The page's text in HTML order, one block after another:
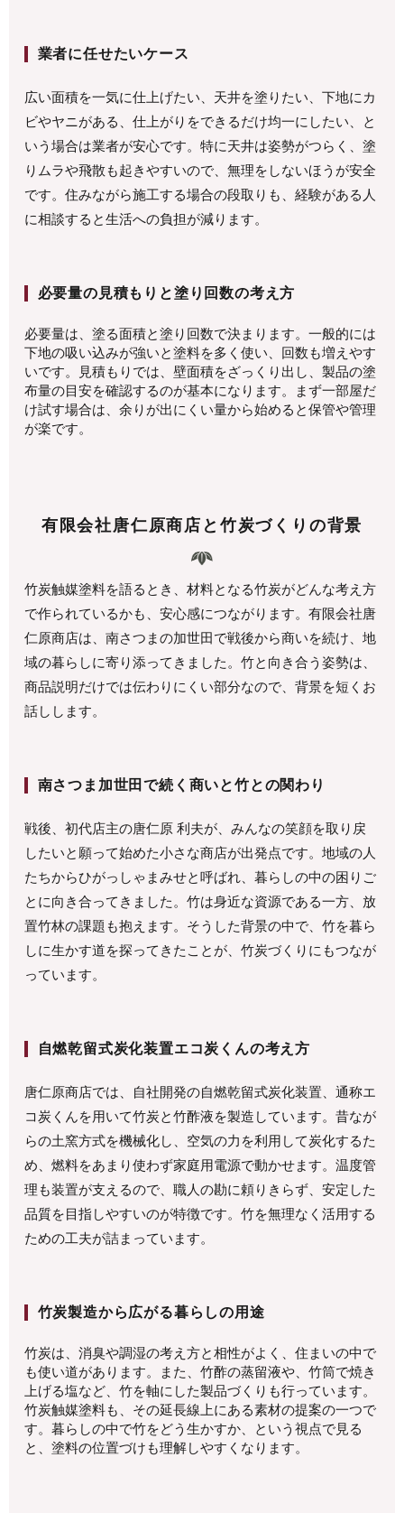
業者に任せたいケース
広い面積を一気に仕上げたい、天井を塗りたい、下地にカ
ビやヤニがある、仕上がりをできるだけ均一にしたい、と
いう場合は業者が安心です。特に天井は姿勢がつらく、塗
りムラや飛散も起きやすいので、無理をしないほうが安全
です。住みながら施工する場合の段取りも、経験がある人
に相談すると生活への負担が減ります。
必要量の見積もりと塗り回数の考え方
必要量は、塗る面積と塗り回数で決まります。一般的には
下地の吸い込みが強いと塗料を多く使い、回数も増えやす
いです。見積もりでは、壁面積をざっくり出し、製品の塗
布量の目安を確認するのが基本になります。まず一部屋だ
け試す場合は、余りが出にくい量から始めると保管や管理
が楽です。
有限会社唐仁原商店と竹炭づくりの背景
竹炭触媒塗料を語るとき、材料となる竹炭がどんな考え方
で作られているかも、安心感につながります。有限会社唐
仁原商店は、南さつまの加世田で戦後から商いを続け、地
域の暮らしに寄り添ってきました。竹と向き合う姿勢は、
商品説明だけでは伝わりにくい部分なので、背景を短くお
話しします。
南さつま加世田で続く商いと竹との関わり
戦後、初代店主の唐仁原 利夫が、みんなの笑顔を取り戻
したいと願って始めた小さな商店が出発点です。地域の人
たちからひがっしゃまみせと呼ばれ、暮らしの中の困りご
とに向き合ってきました。竹は身近な資源である一方、放
置竹林の課題も抱えます。そうした背景の中で、竹を暮ら
しに生かす道を探ってきたことが、竹炭づくりにもつなが
っています。
自燃乾留式炭化装置エコ炭くんの考え方
唐仁原商店では、自社開発の自燃乾留式炭化装置、通称エ
コ炭くんを用いて竹炭と竹酢液を製造しています。昔なが
らの土窯方式を機械化し、空気の力を利用して炭化するた
め、燃料をあまり使わず家庭用電源で動かせます。温度管
理も装置が支えるので、職人の勘に頼りきらず、安定した
品質を目指しやすいのが特徴です。竹を無理なく活用する
ための工夫が詰まっています。
竹炭製造から広がる暮らしの用途
竹炭は、消臭や調湿の考え方と相性がよく、住まいの中で
も使い道があります。また、竹酢の蒸留液や、竹筒で焼き
上げる塩など、竹を軸にした製品づくりも行っています。
竹炭触媒塗料も、その延長線上にある素材の提案の一つで
す。暮らしの中で竹をどう生かすか、という視点で見る
と、塗料の位置づけも理解しやすくなります。